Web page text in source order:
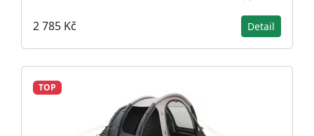
2 785 Kč Detail
TOP